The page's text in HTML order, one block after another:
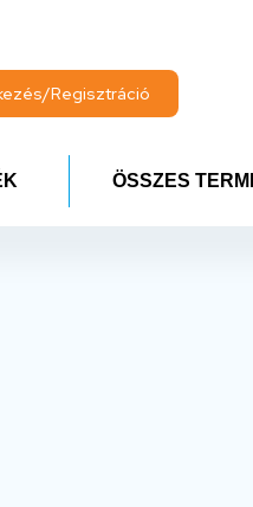
Regisztráció
ÖSSZES